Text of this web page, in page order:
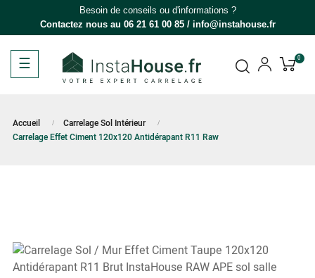
Besoin de conseils ou d'informations ?
Contactez nous au 06 21 61 00 85/ info@instahouse.fr
Basculer
la
☰ 0
Accueil
Carrelage Sol Intérieur
Carrelage Effet Ciment 120x120 Antidérapant R11 Raw